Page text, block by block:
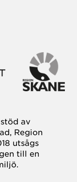
av
Region
utsågs
till en